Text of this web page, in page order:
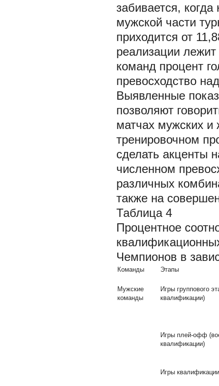
забивается,
мужской части
приходится от
реализации
команд процент
превосходство
Выявленные
позволяют
матчах мужских и
тренировочном
сделать акценты
численном
различных
также на
Таблица 4
Процентное
Чемпионов в
Команды Этапы
Мужские
команды
Игры группового
квалификации)
Игры плей-офф
квалификации)
Игры